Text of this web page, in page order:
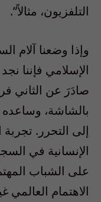
التلفزيون، مثالاً”.
وإذا وضعنا آلام
الإسلامي فإننا
صادَرَ عن الثاني
بالشاشة،
إلى التحرر.
الإنسانية في
على الشباب
الاهتمام